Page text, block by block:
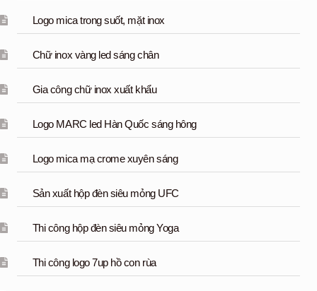
Logo mica trong suốt, mặt inox
Chữ inox vàng led sáng chân
Gia công chữ inox xuất khẩu
Logo MARC led Hàn Quốc sáng hông
Logo mica mạ crome xuyên sáng
Sản xuất hộp đèn siêu mỏng UFC
Thi công hộp đèn siêu mỏng Yoga
Thi công logo 7up hồ con rùa